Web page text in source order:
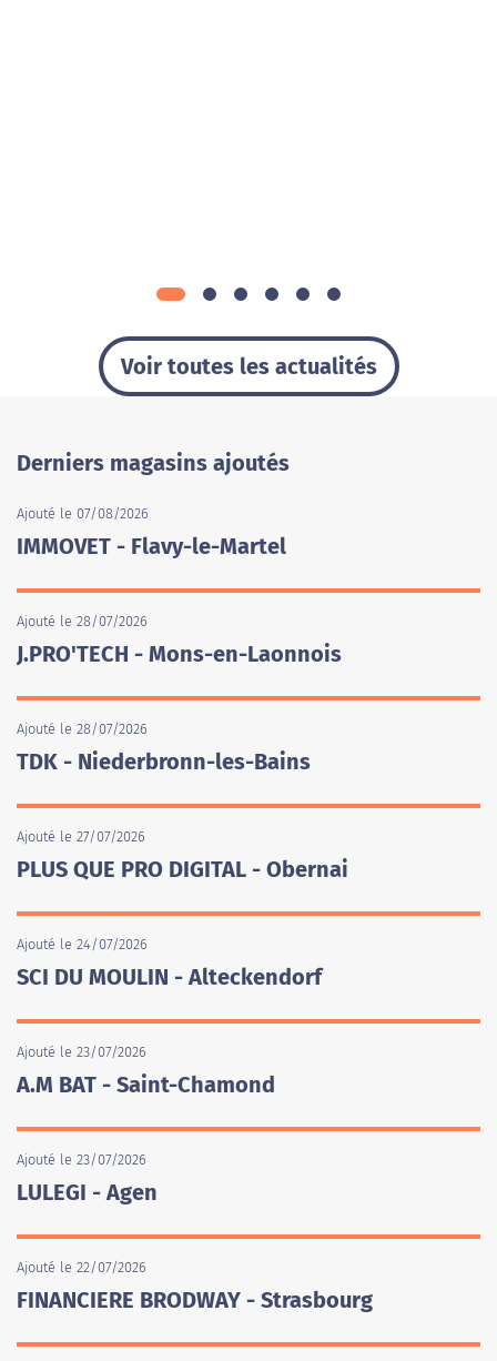
Voir toutes les actualités
Derniers magasins ajoutés
Ajouté le 07/08/2026
IMMOVET - Flavy-le-Martel
Ajouté le 28/07/2026
J.PRO'TECH - Mons-en-Laonnois
Ajouté le 28/07/2026
TDK - Niederbronn-les-Bains
Ajouté le 27/07/2026
PLUS QUE PRO DIGITAL - Obernai
Ajouté le 24/07/2026
SCI DU MOULIN - Alteckendorf
Ajouté le 23/07/2026
A.M BAT - Saint-Chamond
Ajouté le 23/07/2026
LULEGI - Agen
Ajouté le 22/07/2026
FINANCIERE BRODWAY - Strasbourg